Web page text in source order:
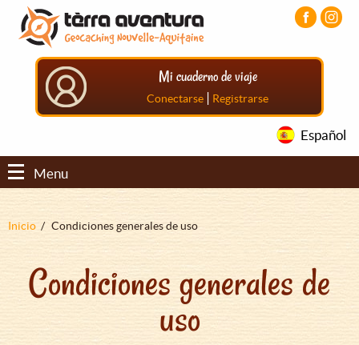
Pasar
contenido
principal
Pasar
menú
principal
Pasar
principal
Mi cuaderno de viaje
Conectarse | Registrarse
Español
Menu
Sobrescribir
ayuda
Inicio Condiciones generales de uso
Condiciones generales de
uso